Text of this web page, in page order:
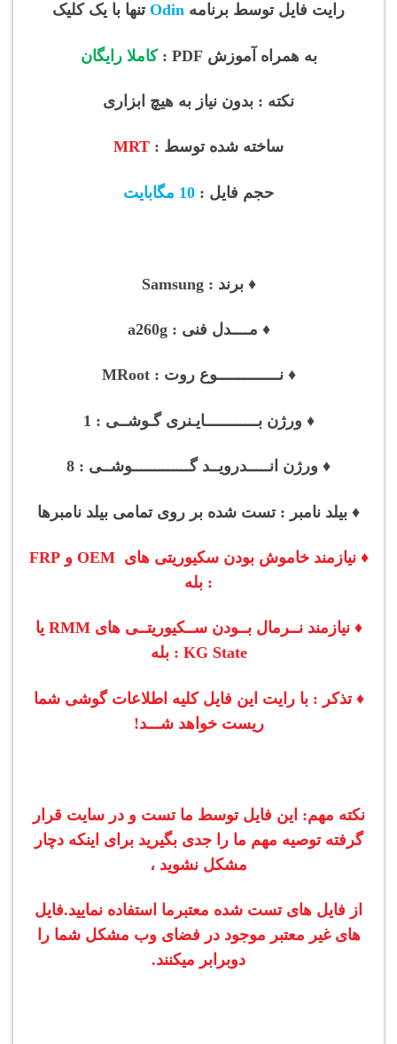
رایت فایل توسط برنامه Odin تنها با یک کلیک
به همراه آموزش PDF : کاملا رایگان
نکته : بدون نیاز به هیچ ابزاری
ساخته شده توسط : MRT
حجم فایل : 10 مگابایت
♦ برند : Samsung
♦ مــــدل فنی : a260g
♦ نــــــــــــــوع روت : MRoot
♦ ورژن بــــــــــــایـنری گـوشــی : 1
♦ ورژن انـــــدرویــد گـــــــــــــوشــی : 8
♦ بیلد نامبر : تست شده بر روی تمامی بیلد نامبرها
♦ نیازمند خاموش بودن سکیوریتی های OEM و FRP
: بله
♦ نیازمند نــرمال بــودن ســکیوریتــی های
RMM یا
KG State : بله
♦ تذکر : با رایت این فایل کلیه اطلاعات گوشی شما
ریست خواهد شـــد!
نکته مهم: این فایل توسط ما تست و در سایت قرار
گرفته توصیه مهم ما را جدی بگیرید برای اینکه دچار
مشکل نشوید ،
از فایل های تست شده معتبرما استفاده نمایید.فایل
های غیر معتبر موجود در فضای وب مشکل شما را
دوبرابر میکنند.